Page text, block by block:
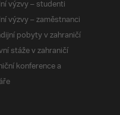
výzvy – studenti
výzvy – zaměstnanci
pobyty v zahraničí
stáže v zahraničí
konference a